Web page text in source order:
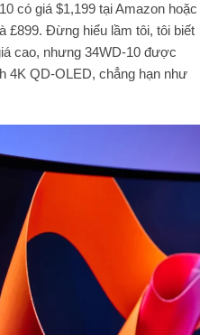
có giá $1,199 tại Amazon hoặc
£899. Đừng hiểu lầm tôi, tôi biết
cao, nhưng 34WD-10 được
4K QD-OLED, chẳng hạn như